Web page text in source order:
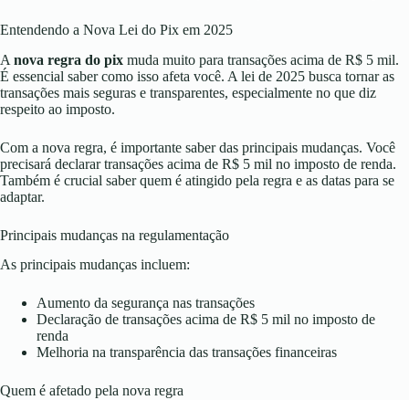
Entendendo a Nova Lei do Pix em 2025
A nova regra do pix muda muito para transações acima de R$ 5 mil.
É essencial saber como isso afeta você. A lei de 2025 busca tornar as
transações mais seguras e transparentes, especialmente no que diz
respeito ao imposto.
Com a nova regra, é importante saber das principais mudanças. Você
precisará declarar transações acima de R$ 5 mil no imposto de renda.
Também é crucial saber quem é atingido pela regra e as datas para se
adaptar.
Principais mudanças na regulamentação
As principais mudanças incluem:
Aumento da segurança nas transações
Declaração de transações acima de R$ 5 mil no imposto de
renda
Melhoria na transparência das transações financeiras
Quem é afetado pela nova regra